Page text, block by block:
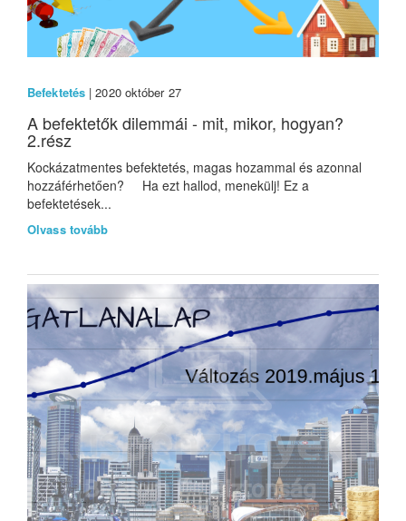
Befektetés | 2020 október 27
A befektetők dilemmái - mit, mikor, hogyan?
2.rész
Kockázatmentes befektetés, magas hozammal és azonnal
hozzáférhetően? Ha ezt hallod, menekülj! Ez a
befektetések...
Olvass tovább